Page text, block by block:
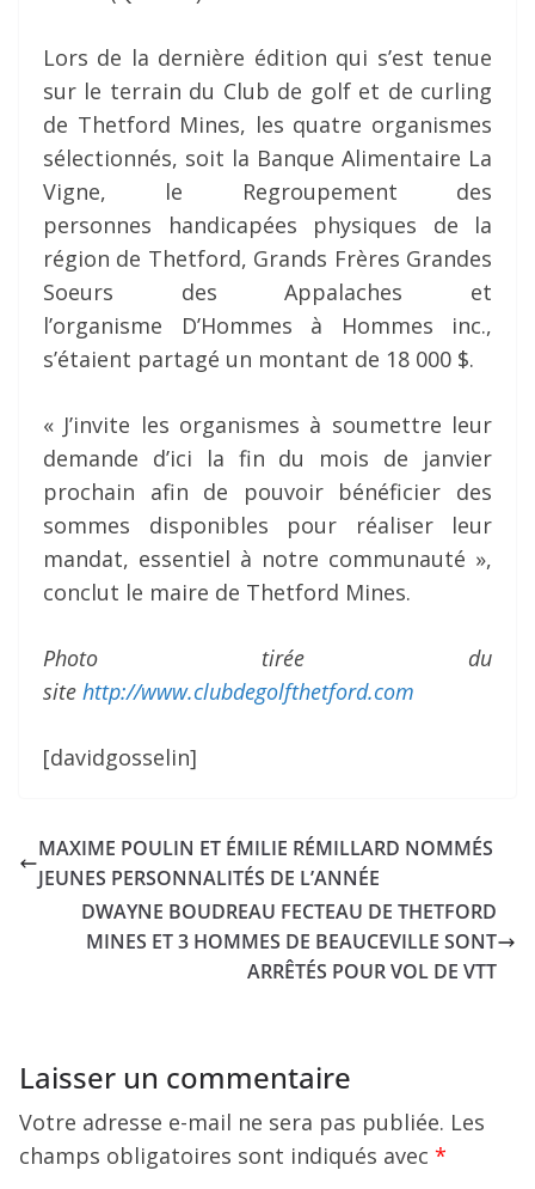
Lors de la dernière édition qui s’est tenue
sur le terrain du Club de golf et de curling
de Thetford Mines, les quatre organismes
sélectionnés, soit la Banque Alimentaire La
Vigne, le Regroupement des
personnes handicapées physiques de la
région de Thetford, Grands Frères Grandes
Soeurs des Appalaches et
l’organisme D’Hommes à Hommes inc.,
s’étaient partagé un montant de 18 000 $.
« J’invite les organismes à soumettre leur
demande d’ici la fin du mois de janvier
prochain afin de pouvoir bénéficier des
sommes disponibles pour réaliser leur
mandat, essentiel à notre communauté »,
conclut le maire de Thetford Mines.
Photo tirée du
site http://www.clubdegolfthetford.com
[davidgosselin]
MAXIME POULIN ET ÉMILIE RÉMILLARD NOMMÉS
JEUNES PERSONNALITÉS DE L’ANNÉE
DWAYNE BOUDREAU FECTEAU DE THETFORD
MINES ET 3 HOMMES DE BEAUCEVILLE SONT
ARRÊTÉS POUR VOL DE VTT
Laisser un commentaire
Votre adresse e-mail ne sera pas publiée. Les
champs obligatoires sont indiqués avec *